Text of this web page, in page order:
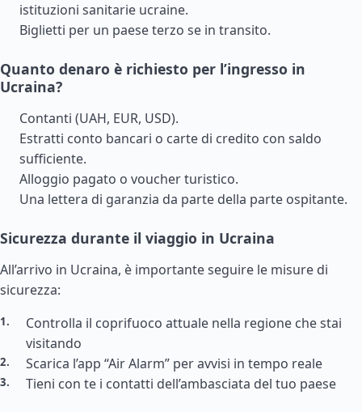
istituzioni sanitarie ucraine.
Biglietti per un paese terzo se in transito.
Quanto denaro è richiesto per l’ingresso in
Ucraina?
Contanti (UAH, EUR, USD).
Estratti conto bancari o carte di credito con saldo
sufficiente.
Alloggio pagato o voucher turistico.
Una lettera di garanzia da parte della parte ospitante.
Sicurezza durante il viaggio in Ucraina
All’arrivo in Ucraina, è importante seguire le misure di
sicurezza:
Controlla il coprifuoco attuale nella regione che stai
visitando
Scarica l’app “Air Alarm” per avvisi in tempo reale
Tieni con te i contatti dell’ambasciata del tuo paese